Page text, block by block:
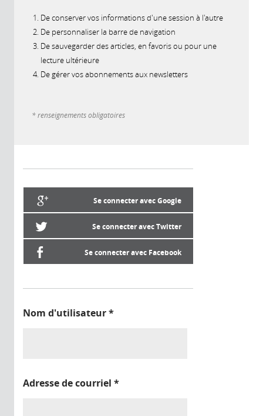
De conserver vos informations d'une session à l'autre
De personnaliser la barre de navigation
De sauvegarder des articles, en favoris ou pour une
lecture ultérieure
De gérer vos abonnements aux newsletters
* renseignements obligatoires
Se connecter avec Google
Se connecter avec Twitter
Se connecter avec Facebook
Nom d'utilisateur*
Adresse de courriel *